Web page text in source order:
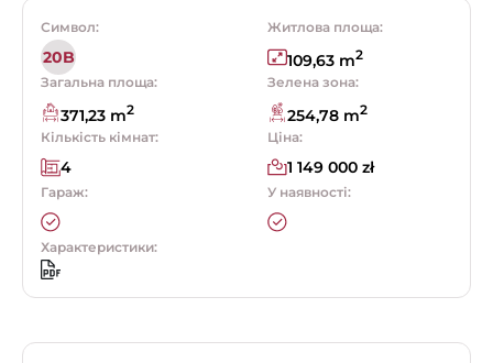
Символ:
20B
Житлова площа:
109,63 m2
Загальна площа:
371,23 m2
Зелена зона:
254,78 m2
Кількість кімнат:
4
Ціна:
1 149 000 zł
Гараж: У наявності:
Характеристики: